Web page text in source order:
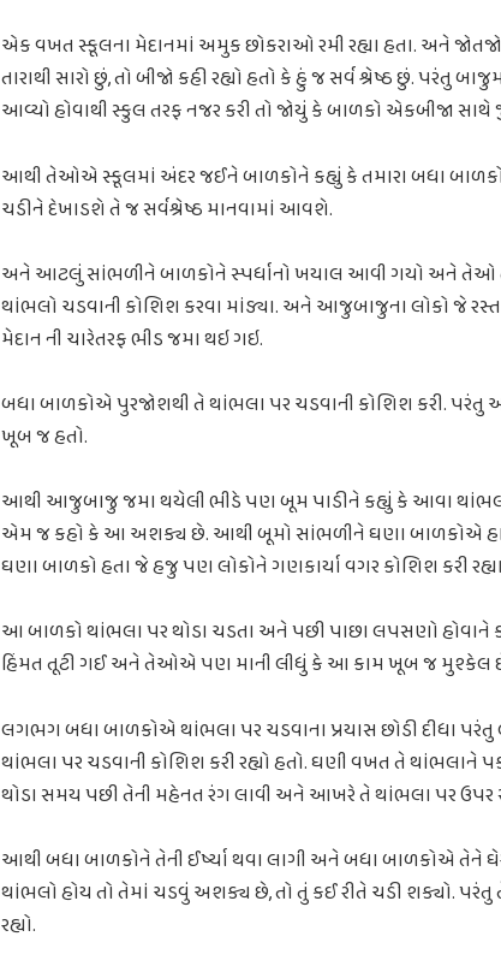
એક વખત સ્કૂલના મેદાનમાં અમુક છોકરાઓ રમી રહ્યા હતા. અને
તારાથી સારો છું, તો બીજો કહી રહ્યો હતો કે હું જ સર્વ શ્રેષ્ઠ છું.
આવ્યો હોવાથી સ્કુલ તરફ નજર કરી તો જોયું કે બાળકો એકબીજા સાથે
આથી તેઓએ સ્કૂલમાં અંદર જઈને બાળકોને કહ્યું કે તમારા બધા
ચડીને દેખાડશે તે જ સર્વશ્રેષ્ઠ માનવામાં આવશે.
અને આટલું સાંભળીને બાળકોને સ્પર્ધાનો ખયાલ આવી ગયો અને તેઓ
થાંભલો ચડવાની કોશિશ કરવા માંડ્યા. અને આજુબાજુના લોકો જે
મેદાન ની ચારેતરફ ભીડ જમા થઇ ગઇ.
બધા બાળકોએ પુરજોશથી તે થાંભલા પર ચડવાની કોશિશ કરી.
ખૂબ જ હતો.
આથી આજુબાજુ જમા થયેલી ભીડે પણ બૂમ પાડીને કહ્યું કે આવા
એમ જ કહો કે આ અશક્ય છે. આથી બૂમો સાંભળીને ઘણા બાળકોએ હાર
ઘણા બાળકો હતા જે હજુ પણ લોકોને ગણકાર્યા વગર કોશિશ કરી
આ બાળકો થાંભલા પર થોડા ચડતા અને પછી પાછા લપસણો
હિંમત તૂટી ગઈ અને તેઓએ પણ માની લીધું કે આ કામ ખૂબ જ મુશ્કેલ
લગભગ બધા બાળકોએ થાંભલા પર ચડવાના પ્રયાસ છોડી દીધા
થાંભલા પર ચડવાની કોશિશ કરી રહ્યો હતો. ઘણી વખત તે થાંભલાને
થોડા સમય પછી તેની મહેનત રંગ લાવી અને આખરે તે થાંભલા પર ઉપર
આથી બધા બાળકોને તેની ઈર્ષ્યા થવા લાગી અને બધા બાળકોએ તેને
થાંભલો હોય તો તેમાં ચડવું અશક્ય છે, તો તું કઈ રીતે ચડી શક્યો.
રહ્યો.